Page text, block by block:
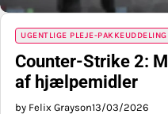
UGENTLIGE PLEJE-
Counter-Strike 2:
af hjælpemidler
by Felix Grayson13/03/2026